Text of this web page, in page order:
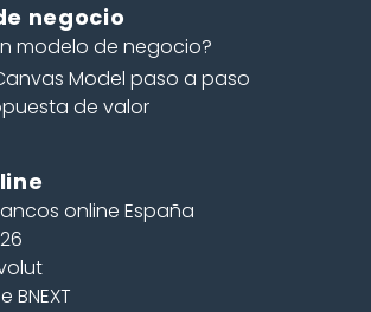
negocio
modelo de negocio?
Model paso a paso
de valor
online España
BNEXT